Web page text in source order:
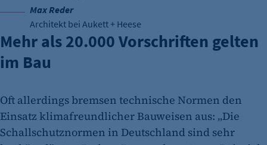
Max Reder
Architekt bei Aukett + Heese
Mehr als 20.000 Vorschriften gelten
im Bau
Oft allerdings bremsen technische Normen den
Einsatz klimafreundlicher Bauweisen aus: „Die
Schallschutznormen in Deutschland sind sehr